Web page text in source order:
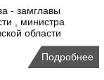
- замглавы
, министра
области
Подробнее